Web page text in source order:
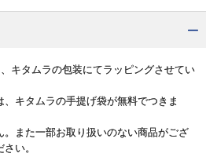
キタムラの包装にてラッピングさせてい
キタムラの手提げ袋が無料でつきま
また一部お取り扱いのない商品がござ
い。